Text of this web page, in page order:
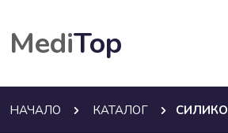
MediTop
НАЧАЛО КАТАЛОГ